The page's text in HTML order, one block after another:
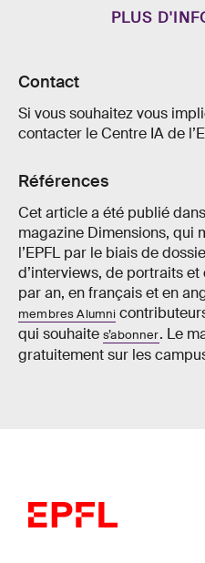
PLUS
Contact
Si vous souhaitez vous
contacter le Centre IA de
Références
Cet article a été publié
magazine Dimensions, qui
l’EPFL par le biais de
d’interviews, de portraits
par an, en français et en
membres Alumni
qui souhaite s’abonner. Le
gratuitement sur les